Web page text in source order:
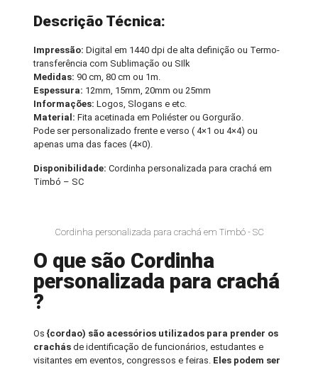
Descrição Técnica:
Impressão: Digital em 1440 dpi de alta definição ou Termo-
transferência com Sublimação ou SIlk
Medidas: 90 cm, 80 cm ou 1m.
Espessura: 12mm, 15mm, 20mm ou 25mm
Informações:Logos, Slogans e etc.
Material: Fita acetinada em Poliéster ou Gorgurão.
Pode ser personalizado frente e verso ( 4×1 ou 4×4) ou
apenas uma das faces (4×0).
Disponibilidade:Cordinha personalizada para crachá em
Timbó – SC
Cordinha personalizada para crachá em Timbó - SC
O que são Cordinha
personalizada para crachá
?
Os {cordao) são acessórios utilizados para prender os
crachás de identificação de funcionários, estudantes e
visitantes em eventos, congressos e feiras. Eles podem ser